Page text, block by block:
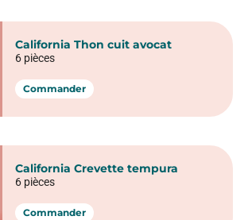
California Thon cuit avocat
6 pièces
Commander
California Crevette tempura
6 pièces
Commander